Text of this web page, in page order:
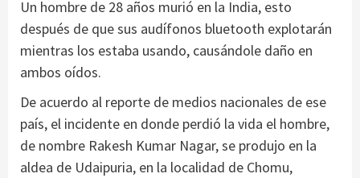
Un hombre de 28 años murió en la India, esto
después de que sus audífonos bluetooth explotarán
mientras los estaba usando, causándole daño en
ambos oídos.
De acuerdo al reporte de medios nacionales de ese
país, el incidente en donde perdió la vida el hombre,
de nombre Rakesh Kumar Nagar, se produjo en la
aldea de Udaipuria, en la localidad de Chomu,